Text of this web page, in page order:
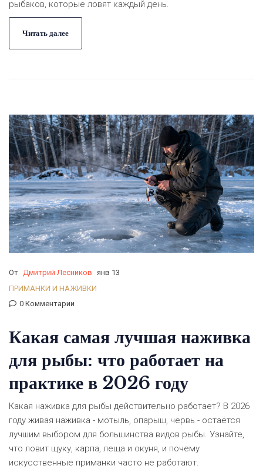
рыбаков, которые ловят каждый день.
Читать далее
От Дмитрий Лесников янв 13
ПРИМАНКИ И НАЖИВКИ
0 Комментарии
Какая самая лучшая наживка
для рыбы: что работает на
практике в 2026 году
Какая наживка для рыбы действительно работает? В 2026
году живая наживка - мотыль, опарыш, червь - остаётся
лучшим выбором для большинства видов рыбы. Узнайте,
что ловит щуку, карпа, леща и окуня, и почему
искусственные приманки часто не работают.